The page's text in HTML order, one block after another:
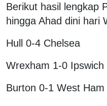
Berikut hasil lengkap
hingga Ahad dini hari
Hull 0-4 Chelsea
Wrexham 1-0 Ipswich
Burton 0-1 West Ham